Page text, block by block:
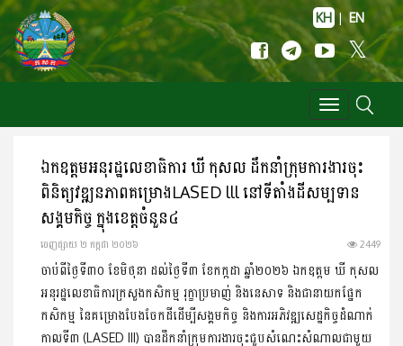
KH | EN
Toggle
navigation
ឯកឧត្តមអនុរដ្ឋលេខាធិការ ឃី កុសល ដឹកនាំក្រុមការងារចុះ​
ពិនិត្យ​វឌ្ឍនភាព​គម្រោងLASED lll នៅទីតាំងដីសម្បទាន
សង្គមកិច្ច ក្នុងខេត្តចំនួន៤
ចេញ​ផ្សាយ​ ២ កក្កដា ២០២៦ 2449
ចាប់ពីថ្ងៃទី៣០ ខែមិថុនា ដល់ថ្ងៃទី៣ ខែកក្កដា ឆ្នាំ២០២៦ ឯកឧត្ដម ឃី កុសល
អនុរដ្ឋលេខាធិការក្រសួងកសិកម្ម រុក្ខាប្រមាញ់ និងនេសាទ និងជា​នាយក​ផ្នែក
កសិកម្ម នៃគម្រោងបែងចែកដីដើម្បីសង្គមកិច្ច និងការអភិវឌ្ឍ​សេដ្ឋកិច្ច​ដំណាក់
កាលទី៣ (LASED III) បានដឹកនាំក្រុមការងារចុះជួប​សំណេះ​សំណាលជាមួយ